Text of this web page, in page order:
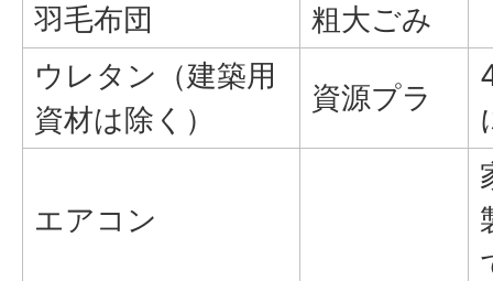
羽毛布団
粗大ごみ
ウレタン（建築用
資材は除く）
資源プラ
エアコン